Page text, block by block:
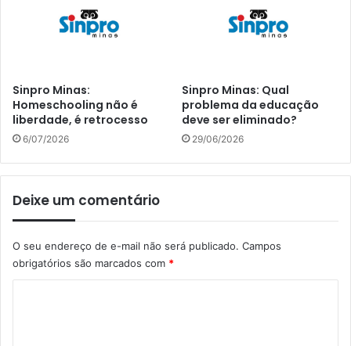
Sinpro Minas:
Homeschooling não é
liberdade, é retrocesso
6/07/2026
Sinpro Minas: Qual
problema da educação
deve ser eliminado?
29/06/2026
Deixe um comentário
O seu endereço de e-mail não será publicado. Campos
obrigatórios são marcados com *